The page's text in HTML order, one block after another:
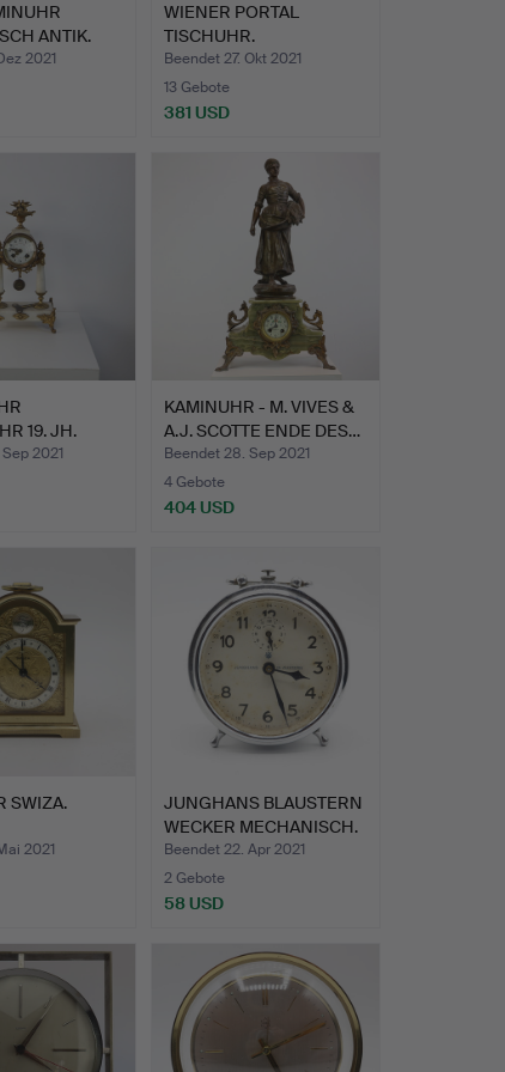
ANTIK.
2021
WIENER PORTAL
TISCHUHR.
Beendet 27. Okt 2021
13 Gebote
381 USD
19. JH.
2021
KAMINUHR - M. VIVES &
A.J. SCOTTE ENDE DES…
Beendet 28. Sep 2021
4 Gebote
404 USD
SWIZA.
2021
JUNGHANS BLAUSTERN
WECKER MECHANISCH.
Beendet 22. Apr 2021
2 Gebote
58 USD